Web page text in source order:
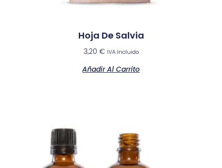
Hoja De Salvia
3,20 € IVA Incluido
Añadir Al Carrito